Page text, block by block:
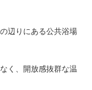
辺りにある公共浴場
く、開放感抜群な温